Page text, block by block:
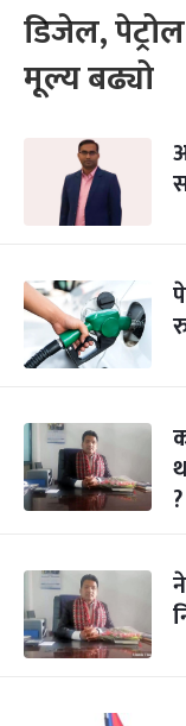
डिजेल,
मूल्य बढ्यो
?